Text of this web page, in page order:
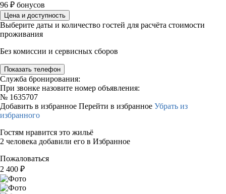
96 ₽ бонусов
Цена и доступность
Выберите даты и количество гостей для расчёта стоимости
проживания
Без комиссии и сервисных сборов
Показать телефон
Служба бронирования:
При звонке назовите номер объявления:
№ 1635707
Добавить в избранное Перейти в избранное Убрать из
избранного
Гостям нравится это жильё
2 человека добавили его в Избранное
Пожаловаться
2 400 ₽